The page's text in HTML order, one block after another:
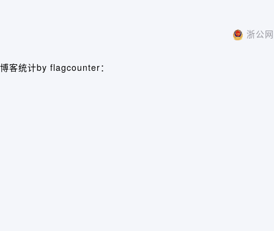
浙公
博客统计by flagcounter：